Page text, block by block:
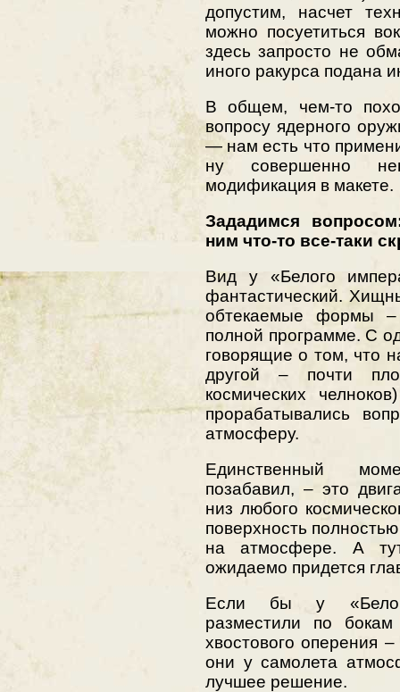
допустим, насчет
можно посуетиться
здесь запросто не
иного ракурса подана
В общем, чем-то
вопросу ядерного
— нам есть что
ну совершенно
модификация в макете.
Зададимся
ним что-то все-таки
Вид у «Белого
фантастический.
обтекаемые формы
полной программе. С
говорящие о том, что
другой – почти
космических
прорабатывались
атмосферу.
Единственный
позабавил, – это
низ любого
поверхность
на атмосфере. А
ожидаемо придется
Если бы у
разместили по
хвостового оперения
они у самолета
лучшее решение.